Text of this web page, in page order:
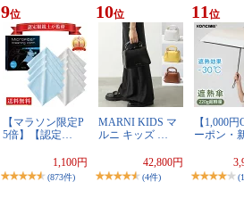
9位
【マラソン限定P
5倍】【認定…
1,100円
(873件)
10位
MARNI KIDS マ
ルニ キッズ …
42,800円
(4件)
11 位
【1,000円
ーポン・